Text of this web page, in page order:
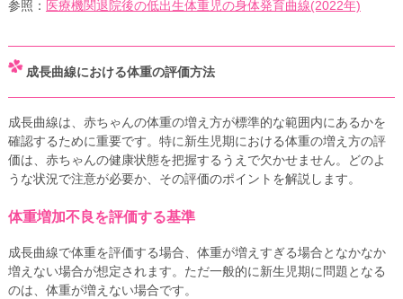
参照： 医療機関退院後の低出生体重児の身体発育曲線(2022年)
成長曲線における体重の評価方法
成長曲線は、赤ちゃんの体重の増え方が標準的な範囲内にあるかを
確認するために重要です。特に新生児期における体重の増え方の評
価は、赤ちゃんの健康状態を把握するうえで欠かせません。どのよ
うな状況で注意が必要か、その評価のポイントを解説します。
体重増加不良を評価する基準
成長曲線で体重を評価する場合、体重が増えすぎる場合となかなか
増えない場合が想定されます。ただ一般的に新生児期に問題となる
のは、体重が増えない場合です。